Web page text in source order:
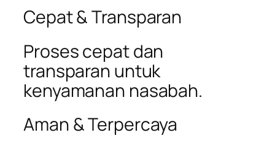
Cepat & Transparan
Proses cepat dan
transparan untuk
kenyamanan nasabah.
Aman & Terpercaya